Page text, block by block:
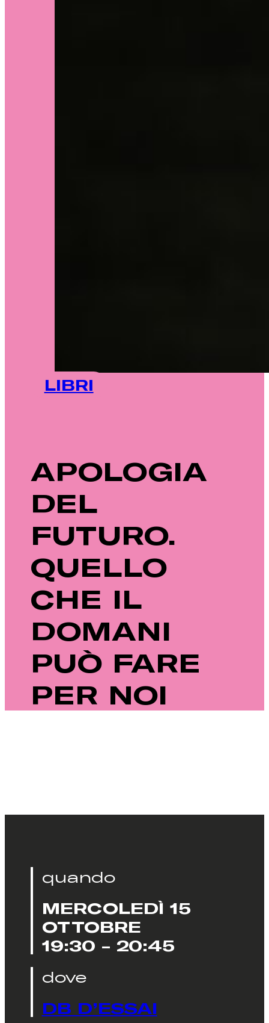
LIBRI
APOLOGIA
DEL
FUTURO.
QUELLO
CHE IL
DOMANI
PUÒ FARE
PER NOI
quando
MERCOLEDÌ 15
OTTOBRE
19:30 - 20:45
dove
DB D’ESSAI